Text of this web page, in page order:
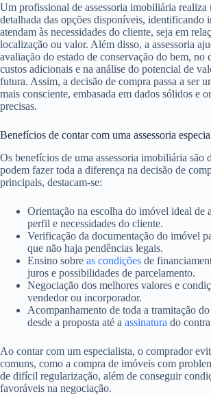
Um profissional de assessoria imobiliária realiza
detalhada das opções disponíveis, identificando
atendam às necessidades do cliente, seja em
localização ou valor. Além disso, a assessoria
avaliação do estado de conservação do bem, no
custos adicionais e na análise do potencial de
futura. Assim, a decisão de compra passa a ser
mais consciente, embasada em dados sólidos e
precisas.
Benefícios de contar com uma assessoria
Os benefícios de uma assessoria imobiliária são
podem fazer toda a diferença na decisão de
principais, destacam-se:
Orientação na escolha do imóvel ideal de
perfil e necessidades do cliente.
Verificação da documentação do imóvel
que não haja pendências legais.
Ensino sobre as condições de
juros e possibilidades de parcelamento.
Negociação dos melhores valores e
vendedor ou incorporador.
Acompanhamento de toda a tramitação do
desde a proposta até a assinatura do
Ao contar com um especialista, o comprador
comuns, como a compra de imóveis com
de difícil regularização, além de conseguir
favoráveis na negociação.